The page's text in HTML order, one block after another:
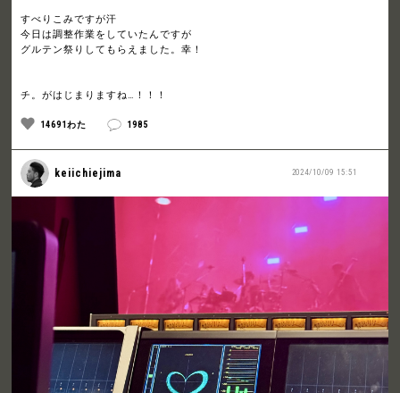
すべりこみですが汗
今日は調整作業をしていたんですが
グルテン祭りしてもらえました。幸！
チ。がはじまりますね…！！！
14691わた 1985
2024/10/09 15:51
keiichiejima